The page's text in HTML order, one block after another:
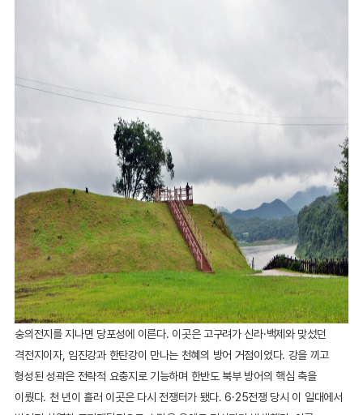
숭의전지를 지나면 당포성에 이른다. 이곳은 고구려가 신라·백제와 맞섰던
격전지이자, 임진강과 한탄강이 만나는 천혜의 방어 거점이었다. 강을 끼고
형성된 성곽은 전략적 요충지로 기능하며 한반도 북부 방어의 핵심 축을
이뤘다. 천 년이 흘러 이곳은 다시 전쟁터가 됐다. 6·25전쟁 당시 이 일대에서